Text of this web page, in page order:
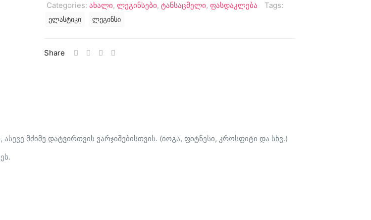
quantity
Categories: ახალი, ლეგინსები, ტანსაცმელი, ფასდაკლება Tags:
ელასტიკი ლეგინსი
Share
მძიმე დატვირთვის ვარჯიშებისთვის. (იოგა, ფიტნესი, კროსფიტი და სხვ.)